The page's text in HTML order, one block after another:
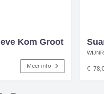
Kom Groot
Meer info €